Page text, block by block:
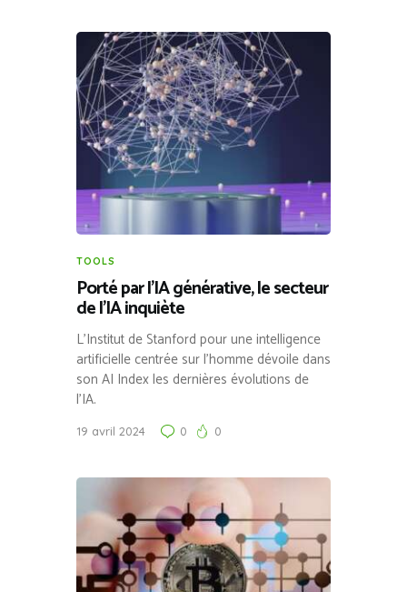
TOOLS
Porté par l’IA générative, le secteur
de l’IA inquiète
L’Institut de Stanford pour une intelligence
artificielle centrée sur l’homme dévoile dans
son AI Index les dernières évolutions de
l’IA.
19 avril 2024 0 0